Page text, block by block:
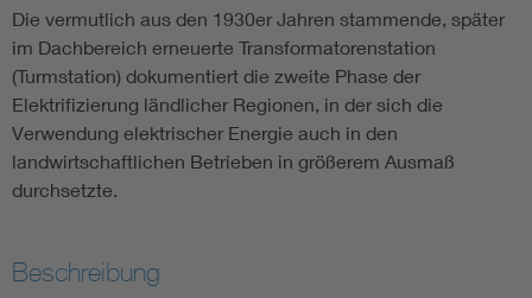
Die vermutlich aus den 1930er Jahren stammende, später
im Dachbereich erneuerte Transformatorenstation
(Turmstation) dokumentiert die zweite Phase der
Elektrifizierung ländlicher Regionen, in der sich die
Verwendung elektrischer Energie auch in den
landwirtschaftlichen Betrieben in größerem Ausmaß
durchsetzte.
Beschreibung